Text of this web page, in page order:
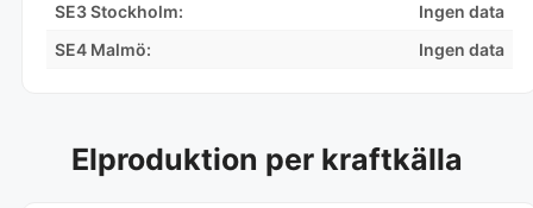
SE3 Stockholm:
Ingen data
SE4 Malmö:
Ingen data
Elproduktion per kraftkälla